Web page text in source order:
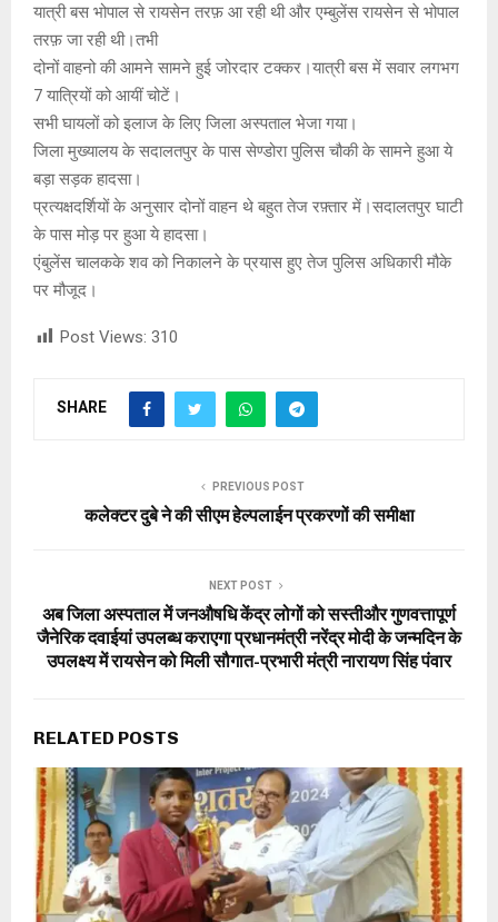
यात्री बस भोपाल से रायसेन तरफ़ आ रही थी और एम्बुलेंस रायसेन से भोपाल
तरफ़ जा रही थी।तभी
दोनों वाहनो की आमने सामने हुई जोरदार टक्कर।यात्री बस में सवार लगभग
7 यात्रियों को आयीं चोटें।
सभी घायलों को इलाज के लिए जिला अस्पताल भेजा गया।
जिला मुख्यालय के सदालतपुर के पास सेण्डोरा पुलिस चौकी के सामने हुआ ये
बड़ा सड़क हादसा।
प्रत्यक्षदर्शियों के अनुसार दोनों वाहन थे बहुत तेज रफ़्तार में।सदालतपुर घाटी
के पास मोड़ पर हुआ ये हादसा।
एंबुलेंस चालकके शव को निकालने के प्रयास हुए तेज पुलिस अधिकारी मौके
पर मौजूद।
Post Views: 310
SHARE
PREVIOUS POST
कलेक्टर दुबे ने की सीएम हेल्पलाईन प्रकरणों की समीक्षा
NEXT POST
अब जिला अस्पताल में जनऔषधि केंद्र लोगों को सस्तीऔर गुणवत्तापूर्ण
जैनेरिक दवाईयां उपलब्ध कराएगा प्रधानमंत्री नरेंद्र मोदी के जन्मदिन के
उपलक्ष्य में रायसेन को मिली सौगात-प्रभारी मंत्री नारायण सिंह पंवार
RELATED POSTS